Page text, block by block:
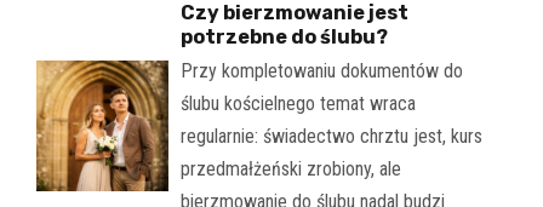
Czy bierzmowanie jest
potrzebne do ślubu?
Przy kompletowaniu dokumentów do
ślubu kościelnego temat wraca
regularnie: świadectwo chrztu jest, kurs
przedmałżeński zrobiony, ale
bierzmowanie do ślubu nadal budzi